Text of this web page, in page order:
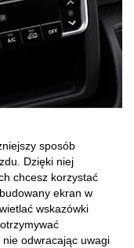
sposób
Dzięki niej
chcesz korzystać
ekran w
wskazówki
odwracając uwagi